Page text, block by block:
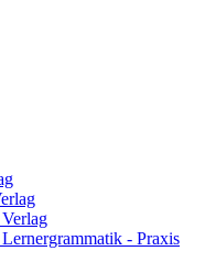
- Praxis